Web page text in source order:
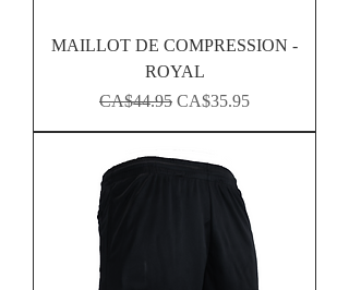
MAILLOT DE COMPRESSION -
ROYAL
Regular Price
CA$44.95 Sale Price
CA$35.95